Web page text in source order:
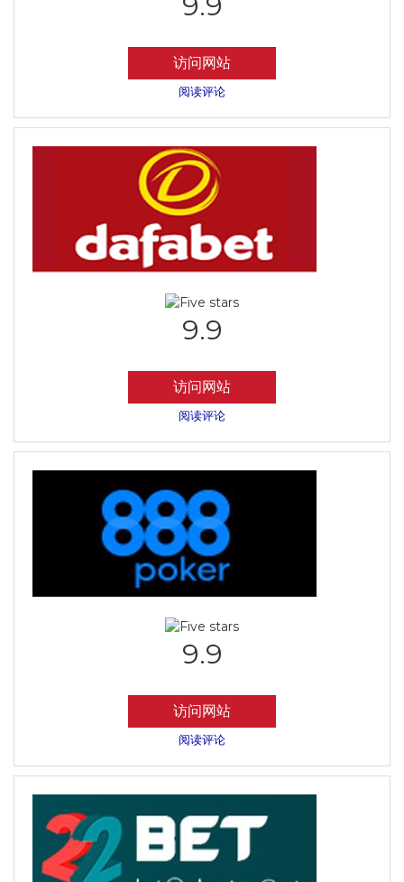
访问网站
阅读评论
9.9
访问网站
阅读评论
9.9
访问网站
阅读评论